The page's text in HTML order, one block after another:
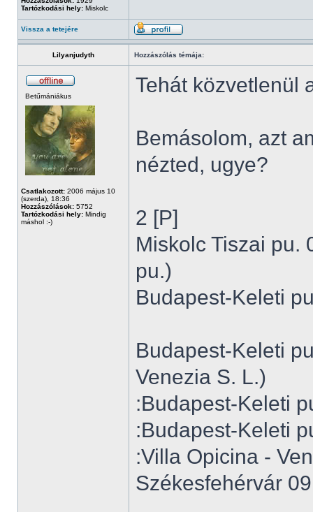
Tartózkodási hely: Miskolc
Vissza a tetejére
Lilyanjudyth Hozzászólás témája:
Betűmániákus
Csatlakozott: 2006 május 10
(szerda), 18:36
Hozzászólások: 5752
Tartózkodási hely: Mindig
máshol :-)
Tehát közvetlenül
Bemásolom, azt
nézted, ugye?
2 [P]
Miskolc Tiszai pu.
pu.)
Budapest-Keleti
Budapest-Keleti
Venezia S. L.)
:Budapest-Keleti
:Budapest-Keleti
:Villa Opicina -
Székesfehérvár